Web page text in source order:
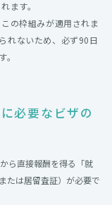
ます。
の枠組みが適用されま
れないため、必ず90日
必要なビザの
ら直接報酬を得る「就
たは居留査証）が必要で